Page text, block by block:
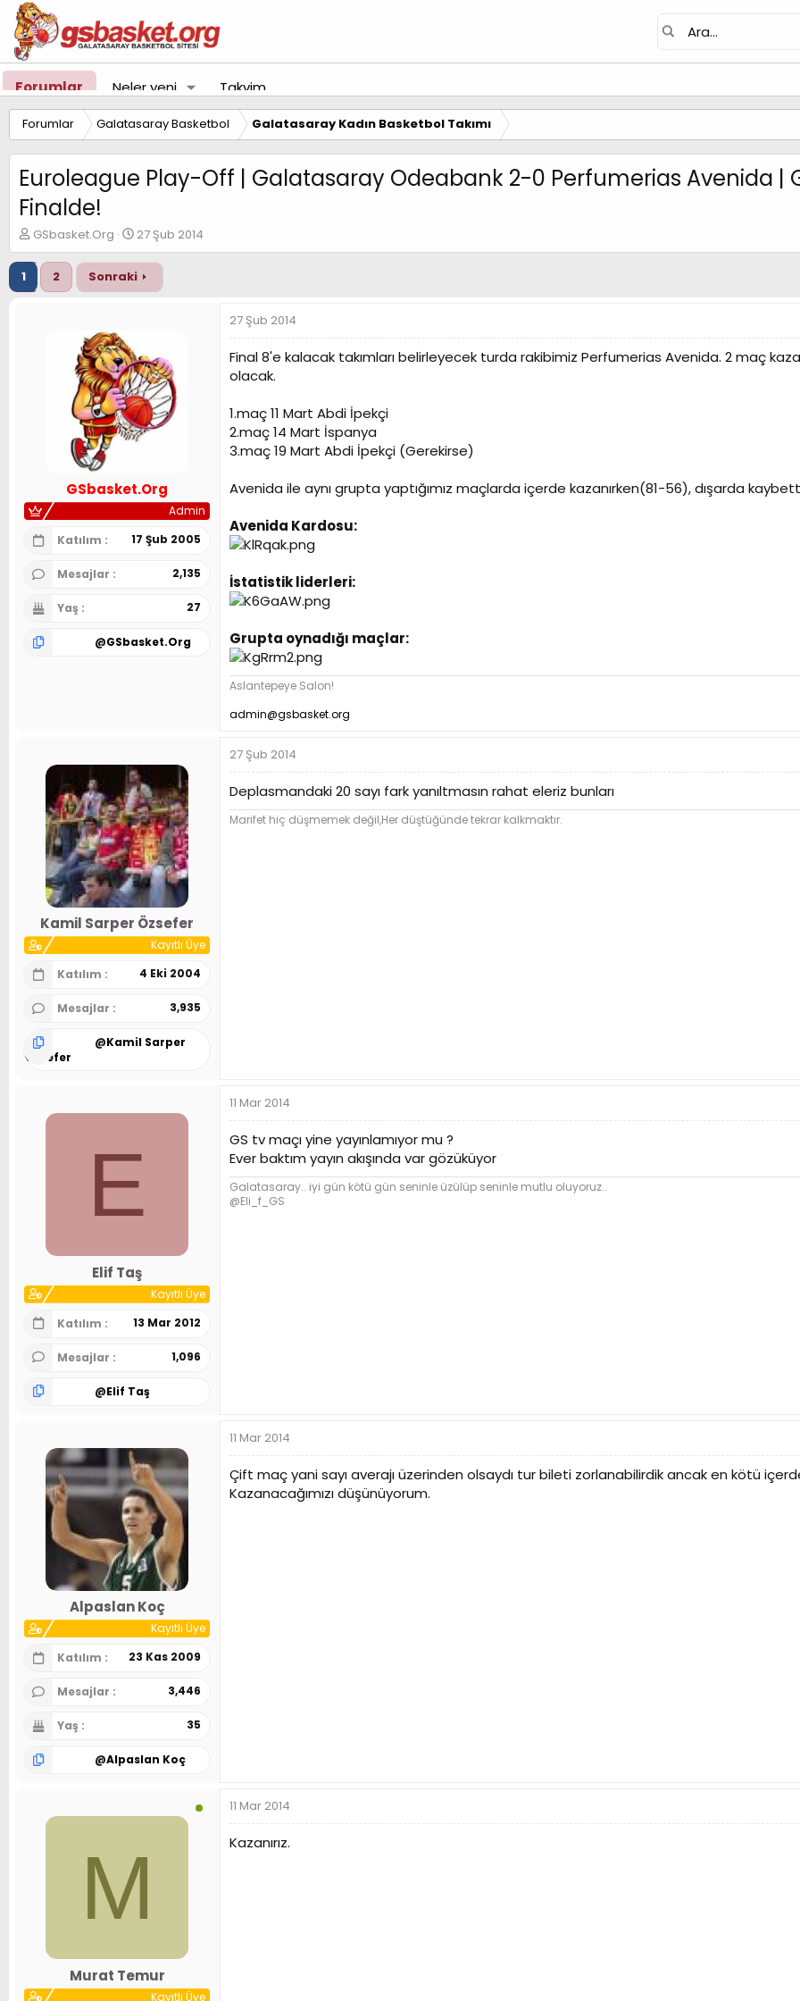
Forumlar Neler yeni Takvim
Forumlar Galatasaray Basketbol Galatasaray Kadın Basketbol Takımı
Euroleague Play-Off | Galatasaray Odeabank 2-0 Perfumerias Avenida |
Finalde!
K
o
n
u
y
GSbasket.Org
B
a
ş
l
a
ç
t
a
r
i
h
27 Şub 2014
1 2 Sonraki
GSbasket.Org
Admin
Katılım
17 Şub 2005
Mesajlar 2,135
Yaş 27
@GSbasket.Org
27 Şub 2014
Final 8'e kalacak takımları belirleyecek turda rakibimiz Perfumerias Avenida. 2 maç
olacak.
1.maç 11 Mart Abdi İpekçi
2.maç 14 Mart İspanya
3.maç 19 Mart Abdi İpekçi (Gerekirse)
Avenida ile aynı grupta yaptığımız maçlarda içerde kazanırken(81-56), dışarda
Avenida Kardosu:
İstatistik liderleri:
Grupta oynadığı maçlar:
Aslantepeye Salon!
admin@gsbasket.org
Kamil Sarper Özsefer
Kayıtlı Üye
Katılım
4 Eki 2004
Mesajlar 3,935
@Kamil Sarper
Özsefer
27 Şub 2014
Deplasmandaki 20 sayı fark yanıltmasın rahat eleriz bunları
Marifet hiç düşmemek değil,Her düştüğünde tekrar kalkmaktır.
E
Elif Taş
Kayıtlı Üye
Katılım
13 Mar 2012
Mesajlar 1,096
@Elif Taş
11 Mar 2014
GS tv maçı yine yayınlamıyor mu ?
Ever baktım yayın akışında var gözüküyor
Galatasaray.. iyi gün kötü gün seninle üzülüp seninle mutlu oluyoruz..
‏@Eli_f_GS
Alpaslan Koç
Kayıtlı Üye
Katılım
23 Kas 2009
Mesajlar 3,446
Yaş 35
@Alpaslan Koç
11 Mar 2014
Çift maç yani sayı averajı üzerinden olsaydı tur bileti zorlanabilirdik ancak en kötü
Kazanacağımızı düşünüyorum.
M
Murat Temur
Kayıtlı Üye
11 Mar 2014
Kazanırız.